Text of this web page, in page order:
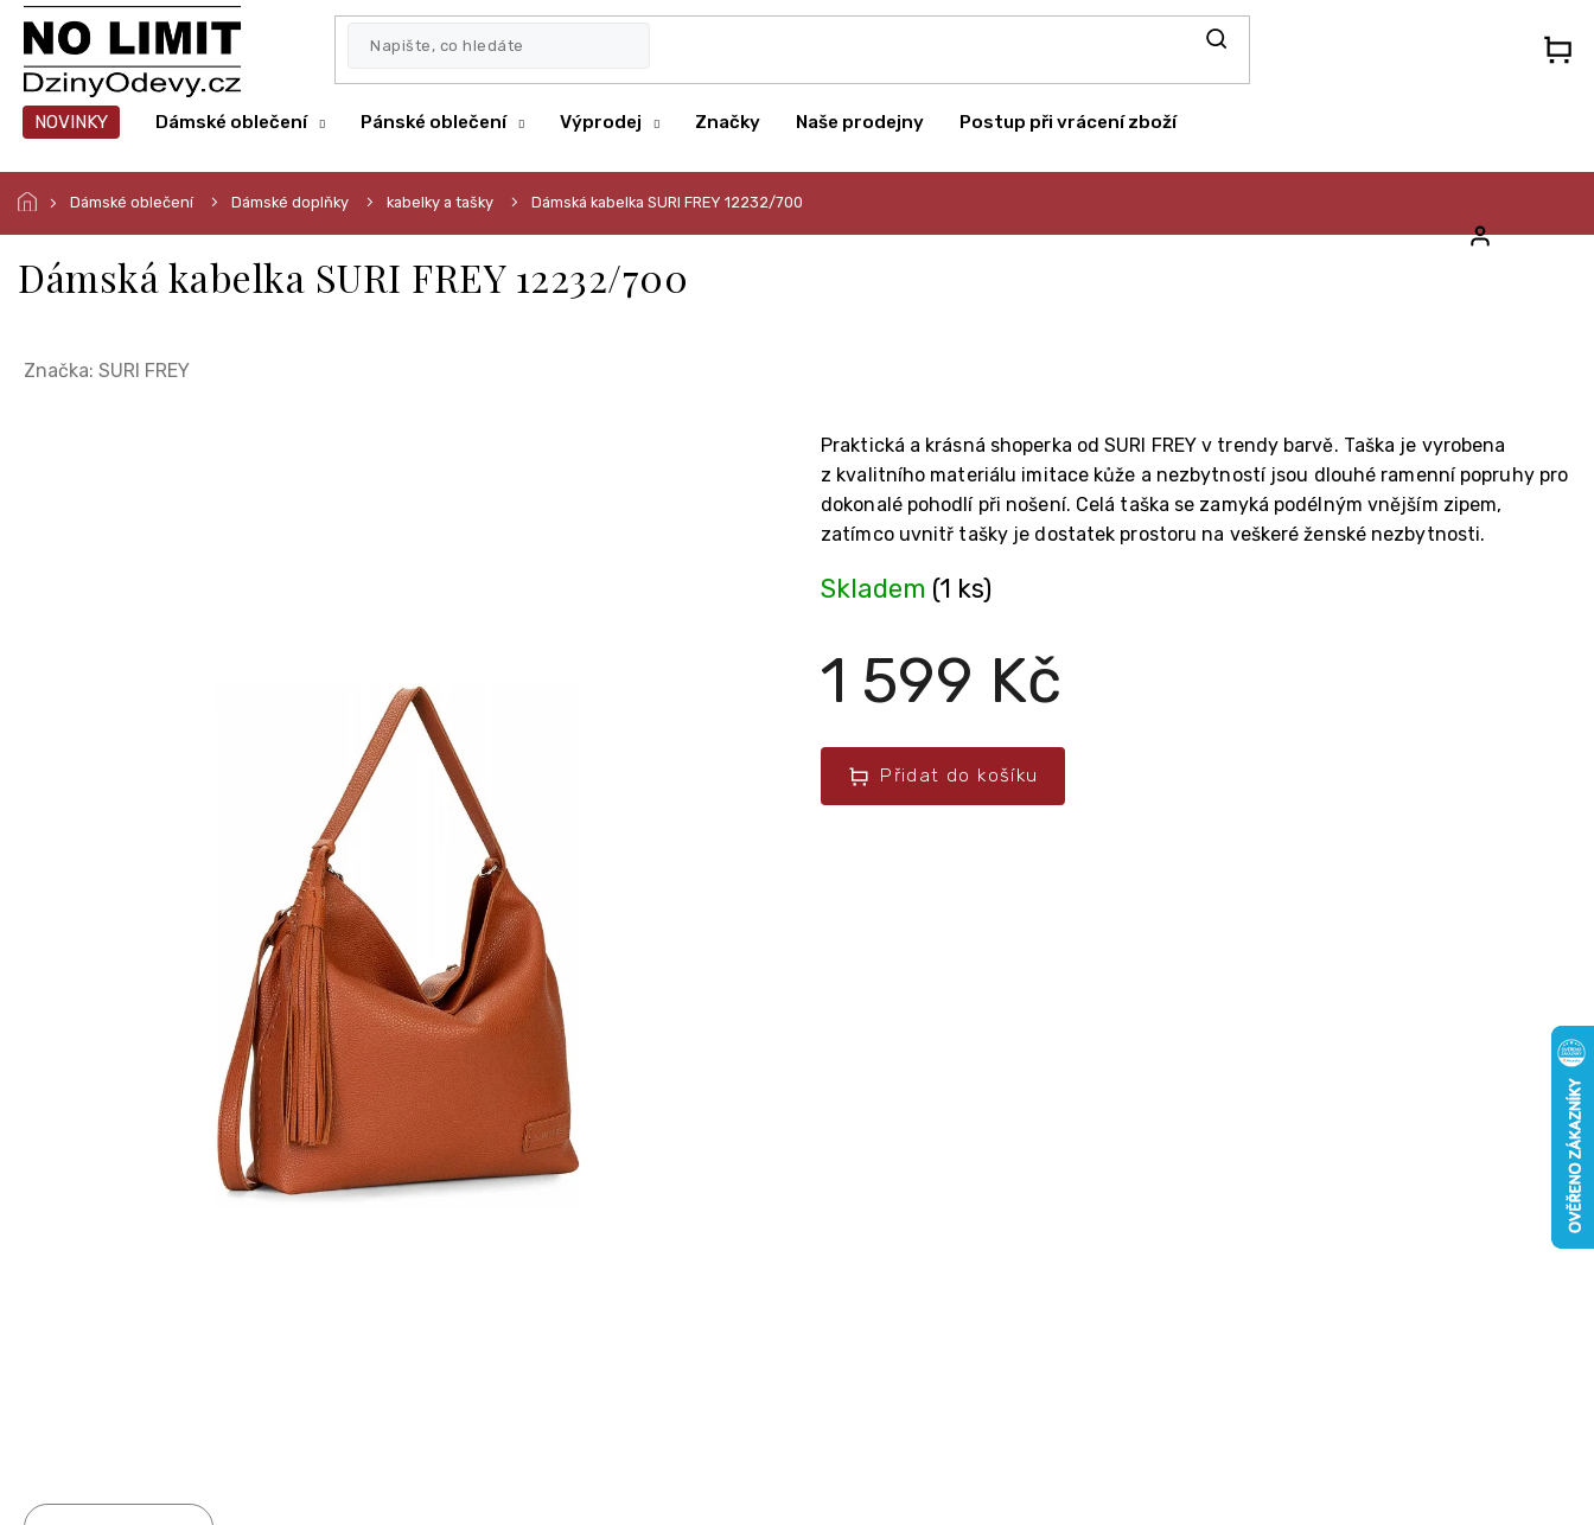
Přejít
obsah
NOVINKY Dámské oblečení Pánské oblečení Výprodej Značky Naše prodejny Postup při vrácení zboží
Dámské oblečení Dámské doplňky kabelky a tašky Dámská kabelka SURI FREY 12232/700
Dámská kabelka SURI FREY 12232/700
Značka: SURI FREY
1 599 Kč
Skladem (1 ks)
Přidat do košíku
Praktická a krásná shoperka od SURI FREY v trendy barvě. Taška je vyrobena
z kvalitního materiálu imitace kůže a nezbytností jsou dlouhé ramenní popruhy pro
dokonalé pohodlí při nošení. Celá taška se zamyká podélným vnějším zipem,
zatímco uvnitř tašky je dostatek prostoru na veškeré ženské nezbytnosti.